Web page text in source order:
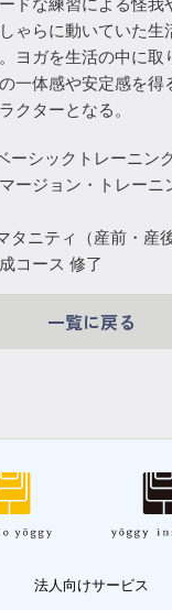
ドな練習による怪我
ゃらに動いていた生
ヨガを生活の中に取
一体感や安定感を得
クターとなる。
ーシックトレーニン
ージョン・トレーニ
タニティ（産前・産
コース 修了
一覧に戻る
法人向けサービス